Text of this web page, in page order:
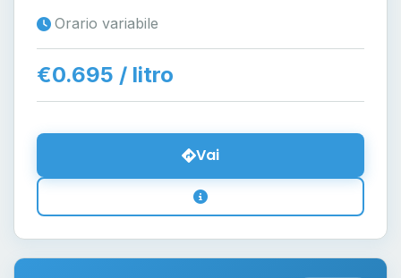
Orario variabile
€0.695 / litro
Vai